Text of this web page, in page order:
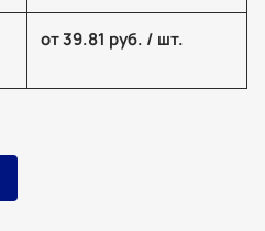
от 39.81 руб. / шт.